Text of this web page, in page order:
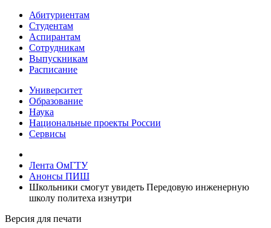
Абитуриентам
Студентам
Аспирантам
Сотрудникам
Выпускникам
Расписание
Университет
Образование
Наука
Национальные проекты России
Сервисы
Лента ОмГТУ
Анонсы ПИШ
Школьники смогут увидеть Передовую инженерную
школу политеха изнутри
Версия для печати